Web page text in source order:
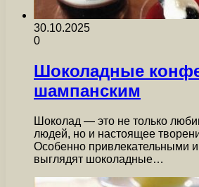
30.10.2025
0
Шоколадные
шампанским
Шоколад — это не только
людей, но и настоящее
Особенно привлекательными
выглядят шоколадные…